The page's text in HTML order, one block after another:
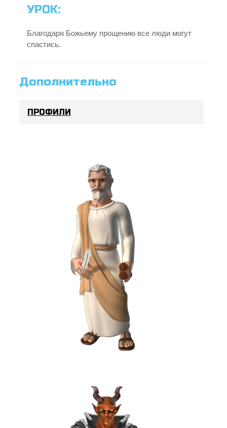
УРОК:
Благодаря Божьему прощению все люди могут
спастись.
Дополнительно
ПРОФИЛИ